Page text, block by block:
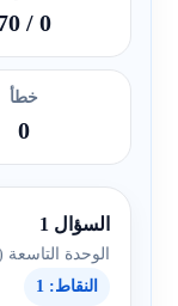
0
/ 70
خطأ
0
السؤال 1
الوحدة
النقاط: 1